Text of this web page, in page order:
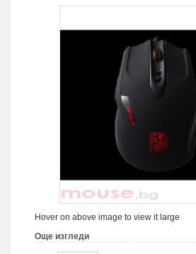
Hover on above image to view it large
Още изгледи